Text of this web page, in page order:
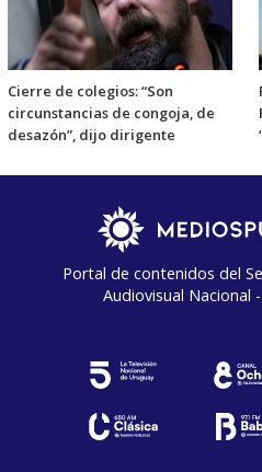
Cierre de colegios: “Son
circunstancias de congoja, de
desazón”, dijo dirigente
Portal de contenidos del
Audiovisual Nacional